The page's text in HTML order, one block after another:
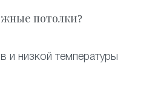
потолки?
и низкой температуры